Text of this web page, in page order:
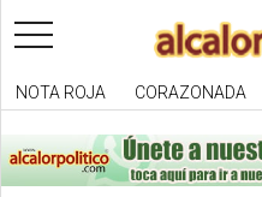
toggle
navigation
NOTA ROJA CORAZONADA